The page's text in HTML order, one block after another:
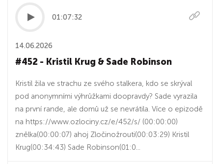
01:07:32
14.06.2026
#452 - Kristil Krug & Sade Robinson
Kristil žila ve strachu ze svého stalkera, kdo se skrýval
pod anonymními výhrůžkami doopravdy? Sade vyrazila
na první rande, ale domů už se nevrátila. Více o epizodě
na https://www.ozlociny.cz/e/452/s/ (00:00:00)
znělka(00:00:07) ahoj Zločinožrouti(00:03:29) Kristil
Krug(00:34:43) Sade Robinson(01:0...